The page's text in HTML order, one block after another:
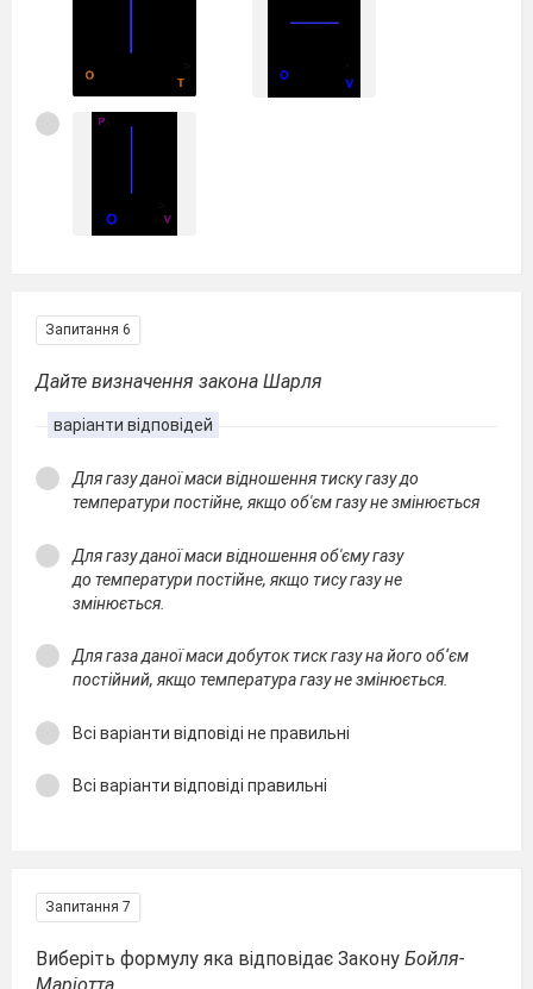
Запитання 6
Дайте визначення закона Шарля
варіанти відповідей
Для газу даної маси відношення тиску газу до
температури постійне, якщо об'єм газу не змінюється
Для газу даної маси відношення об'єму газу
до температури постійне, якщо тису газу не
змінюється.
Для газа даної маси добуток тиск газу на його об‘єм
постійний, якщо температура газу не змінюється.
Всі варіанти відповіді не правильні
Всі варіанти відповіді правильні
Запитання 7
Виберіть формулу яка відповідає Закону Бойля-
Маріотта